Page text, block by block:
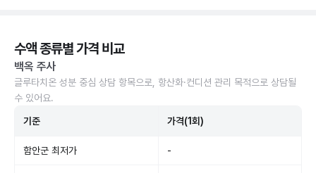
수액 종류별 가격 비교
백옥 주사
글루타치온 성분 중심 상담 항목으로, 항산화·컨디션 관리 목적으로 상담될
수 있어요.
기준 가격(1회)
함안군 최저가 -